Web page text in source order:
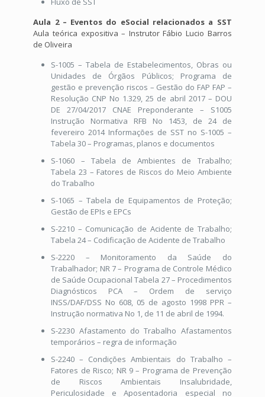
Aula 2 – Eventos do eSocial relacionados a SST
Aula teórica expositiva – Instrutor Fábio Lucio Barros
de Oliveira
S-1005 – Tabela de Estabelecimentos, Obras ou
Unidades de Órgãos Públicos; Programa de
gestão e prevenção riscos – Gestão do FAP FAP –
Resolução CNP No 1.329, 25 de abril 2017 – DOU
DE 27/04/2017 CNAE Preponderante – S1005
Instrução Normativa RFB No 1453, de 24 de
fevereiro 2014 Informações de SST no S-1005 –
Tabela 30 – Programas, planos e documentos
S-1060 – Tabela de Ambientes de Trabalho;
Tabela 23 – Fatores de Riscos do Meio Ambiente
do Trabalho
S-1065 – Tabela de Equipamentos de Proteção;
Gestão de EPIs e EPCs
S-2210 – Comunicação de Acidente de Trabalho;
Tabela 24 – Codificação de Acidente de Trabalho
S-2220 – Monitoramento da Saúde do
Trabalhador; NR 7 – Programa de Controle Médico
de Saúde Ocupacional Tabela 27 – Procedimentos
Diagnósticos PCA – Ordem de serviço
INSS/DAF/DSS No 608, 05 de agosto 1998 PPR –
Instrução normativa No 1, de 11 de abril de 1994.
S-2230 Afastamento do Trabalho Afastamentos
temporários – regra de informação
S-2240 – Condições Ambientais do Trabalho –
Fatores de Risco; NR 9 – Programa de Prevenção
de Riscos Ambientais Insalubridade,
Periculosidade e Aposentadoria especial no